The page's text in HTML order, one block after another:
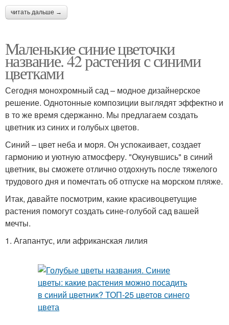
читать дальше →
Маленькие синие цветочки
название. 42 растения с синими
цветками
Сегодня монохромный сад – модное дизайнерское
решение. Однотонные композиции выглядят эффектно и
в то же время сдержанно. Мы предлагаем создать
цветник из синих и голубых цветов.
Синий – цвет неба и моря. Он успокаивает, создает
гармонию и уютную атмосферу. "Окунувшись" в синий
цветник, вы сможете отлично отдохнуть после тяжелого
трудового дня и помечтать об отпуске на морском пляже.
Итак, давайте посмотрим, какие красивоцветущие
растения помогут создать сине-голубой сад вашей
мечты.
1. Агапантус, или африканская лилия